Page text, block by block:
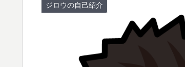
ジロウの自己紹介